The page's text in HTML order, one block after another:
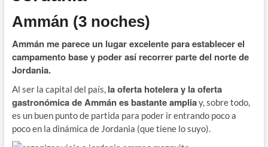
Ammán (3 noches)
Ammán me parece un lugar excelente para establecer el
campamento base y poder así recorrer parte del norte de
Jordania.
Al ser la capital del país, la oferta hotelera y la oferta
gastronómica de Ammán es bastante ampliay, sobre todo,
es un buen punto de partida para poder ir entrando poco a
poco en la dinámica de Jordania (que tiene lo suyo).